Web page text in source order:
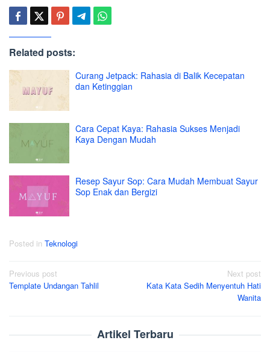
Related posts:
Curang Jetpack: Rahasia di Balik Kecepatan
dan Ketinggian
Cara Cepat Kaya: Rahasia Sukses Menjadi
Kaya Dengan Mudah
Resep Sayur Sop: Cara Mudah Membuat Sayur
Sop Enak dan Bergizi
Posted in Teknologi
Post
navigation
Previous post
Template Undangan Tahlil
Next post
Kata Kata Sedih Menyentuh Hati
Wanita
Artikel Terbaru